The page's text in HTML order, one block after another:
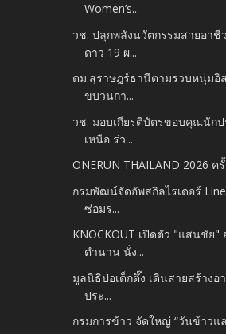
Women’s...
วช. ปลุกพลังนวัตกรรมสายอาชี
ดาว 19 ผ...
ตม.สุราษฎร์ธานีตามรวบหนุ่มอิ
ขบวนกา...
วช. มอบเกียรติบัตรขอบคุณนัก
เหนือ ร่ว...
ONERUN THAILAND 2026 ค
กรมพัฒน์จัดอัพสกิลไรเดอร์
ซ่อมร...
KNOCKOUT เปิดตัว "แสนชัย"
ตำนาน นั่ง...
มูลนิธิป่อเต็กตึ๊ง เดินสายสร้างอ
ประ...
กรมการข้าว จัดใหญ่ “วันข้าว